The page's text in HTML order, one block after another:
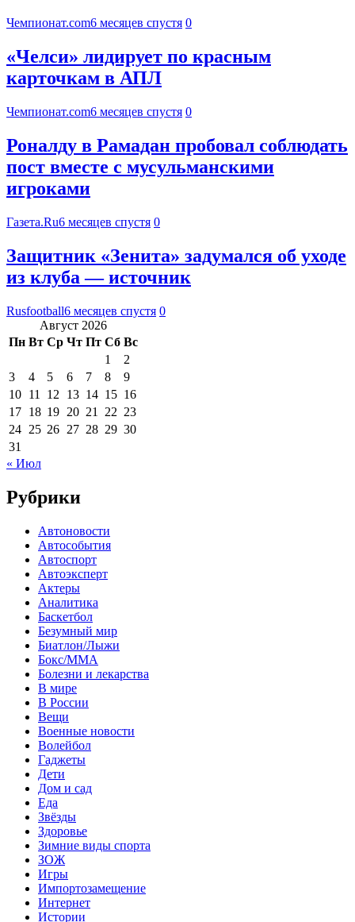
Чемпионат.com6 месяцев спустя 0
«Челси» лидирует по красным
карточкам в АПЛ
Чемпионат.com6 месяцев спустя 0
Роналду в Рамадан пробовал соблюдать
пост вместе с мусульманскими
игроками
Газета.Ru6 месяцев спустя 0
Защитник «Зенита» задумался об уходе
из клуба — источник
Rusfootball6 месяцев спустя 0
Август 2026
Пн Вт Ср Чт Пт Сб Вс
1
2
3
4 5 6 7 8
9
10 11 12 13 14 15 16
17 18 19 20 21 22 23
24 25 26 27 28 29 30
31
« Июл
Рубрики
Автоновости
Автособытия
Автоспорт
Автоэксперт
Актеры
Аналитика
Баскетбол
Безумный мир
Биатлон/Лыжи
Бокс/MMA
Болезни и лекарства
В мире
В России
Вещи
Военные новости
Волейбол
Гаджеты
Дети
Дом и сад
Еда
Звёзды
Здоровье
Зимние виды спорта
ЗОЖ
Игры
Импортозамещение
Интернет
Истории